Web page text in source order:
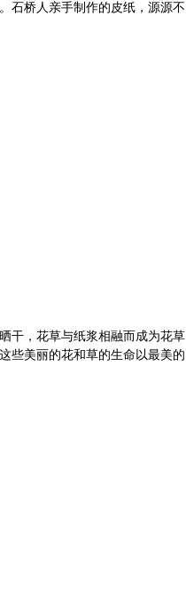
石桥人亲手制作的皮纸，源源不
干，花草与纸浆相融而成为花草
些美丽的花和草的生命以最美的